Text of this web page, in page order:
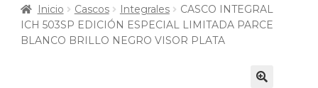
Inicio Cascos Integrales
CASCO INTEGRAL
ICH 503SP EDICIÓN ESPECIAL LIMITADA PARCE
BLANCO BRILLO NEGRO VISOR PLATA